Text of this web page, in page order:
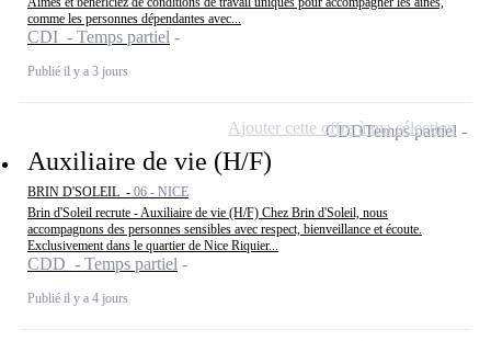
comme les personnes dépendantes avec...
CDI - Temps partiel
Publié il y a 3 jours
Auxiliaire de vie (H/F)
BRIN D'SOLEIL - 06 - NICE
Brin d'Soleil recrute - Auxiliaire de vie (H/F) Chez Brin d'Soleil, nous
accompagnons des personnes sensibles avec respect, bienveillance et écoute.
Exclusivement dans le quartier de Nice Riquier...
CDD - Temps partiel
Publié il y a 4 jours
CDDTemps partiel
Ajouter cette offre à ma sélection